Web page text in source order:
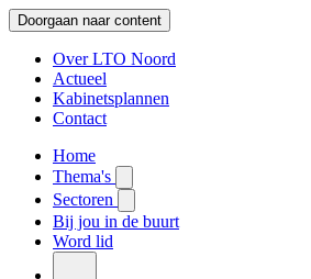
Doorgaan naar content
Over LTO Noord
Actueel
Kabinetsplannen
Contact
Home
Thema's
Sectoren
Bij jou in de buurt
Word lid